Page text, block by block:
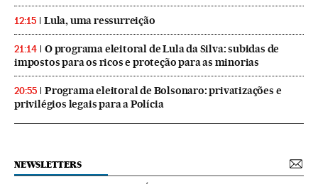
12:15 Lula, uma ressurreição
21:14
O programa eleitoral de Lula da Silva: subidas de
impostos para os ricos e proteção para as minorias
20:55
Programa eleitoral de Bolsonaro: privatizações e
privilégios legais para a Polícia
NEWSLETTERS